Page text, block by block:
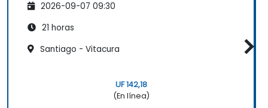
2026-09-07 09:30
21 horas
Santiago - Vitacura
UF 142,18
(En línea)